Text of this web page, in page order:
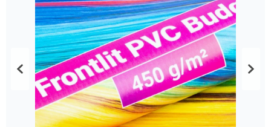
Menge Preis
ab 25 m² 11,83 €*
ab 50 m² 11,53 €*